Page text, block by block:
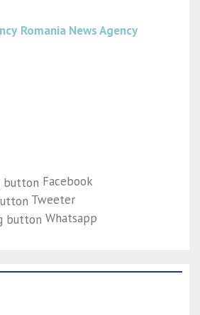
Romania News Agency
Facebook
Tweeter
Whatsapp